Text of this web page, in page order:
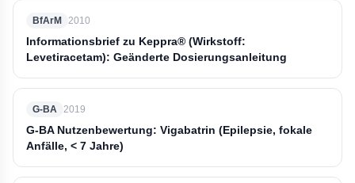
BfArM 2010
Informationsbrief zu Keppra® (Wirkstoff:
Levetiracetam): Geänderte Dosierungsanleitung
G-BA 2019
G-BA Nutzenbewertung: Vigabatrin (Epilepsie, fokale
Anfälle, < 7 Jahre)